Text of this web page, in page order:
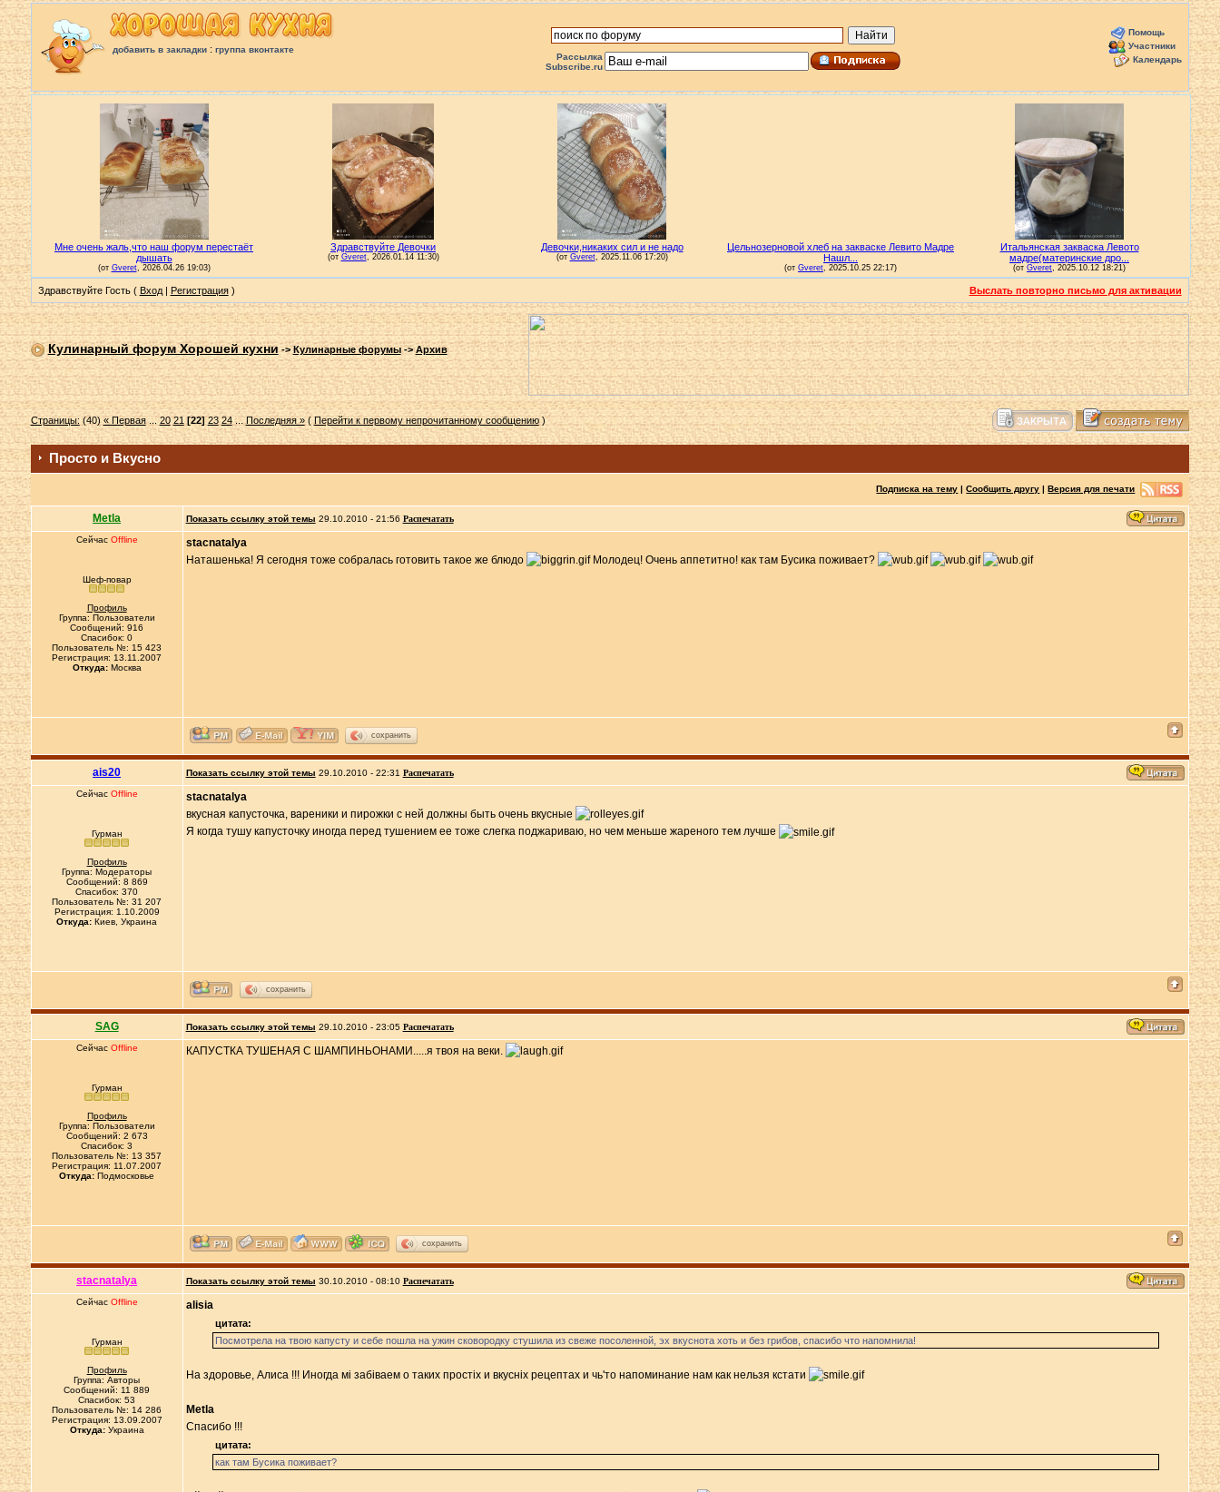
добавить в закладки: группа вконтакте
Рассылка
Subscribe.ru
Помощь
Участники
Календарь
Здравствуйте Гость ( Вход| Регистрация) Выслать повторно письмо для активации
Кулинарный форум Хорошей кухни->Кулинарные форумы->Архив
Страницы:(40)« Первая...20 21 [22] 23 24...Последняя »(Перейти к первому непрочитанному сообщению)
Просто и Вкусно
Подписка на тему |Сообщить другу |Версия для печати
Metla Показать ссылку этой темы 29.10.2010 - 21:56 Распечатать
Сейчас Offline
Шеф-повар
Профиль
Группа: Пользователи
Сообщений: 916
Спасибок: 0
Пользователь №: 15 423
Регистрация: 13.11.2007
Откуда:Москва
stacnatalya
Наташенька! Я сегодня тоже собралась готовить такое же блюдо
Молодец! Очень аппетитно! как там Бусика поживает?
сохранить
ais20 Показать ссылку этой темы 29.10.2010 - 22:31 Распечатать
Сейчас Offline
Гурман
Профиль
Группа: Модераторы
Сообщений: 8 869
Спасибок: 370
Пользователь №: 31 207
Регистрация: 1.10.2009
Откуда: Киев, Украина
stacnatalya
вкусная капусточка, вареники и пирожки с ней должны быть очень вкусные
Я когда тушу капусточку иногда перед тушением ее тоже слегка поджариваю, но чем меньше жареного тем лучше
сохранить
SAG Показать ссылку этой темы 29.10.2010 - 23:05 Распечатать
Сейчас Offline
Гурман
Профиль
Группа: Пользователи
Сообщений: 2 673
Спасибок: 3
Пользователь №: 13 357
Регистрация: 11.07.2007
Откуда: Подмосковье
КАПУСТКА ТУШЕНАЯ С ШАМПИНЬОНАМИ.....я твоя на веки.
сохранить
stacnatalya Показать ссылку этой темы 30.10.2010 - 08:10 Распечатать
Сейчас Offline
Гурман
Профиль
Группа: Авторы
Сообщений: 11 889
Спасибок: 53
Пользователь №: 14 286
Регистрация: 13.09.2007
Откуда:Украина
alisia
цитата:
Посмотрела на твою капусту и себе пошла на ужин сковородку cтушила из свеже посоленной, эх вкуснота хоть и без грибов, спасибо что напомнила!
На здоровье, Алиса !!! Иногда мі забіваем о таких простіх и вкусніх рецептах и чь'то напоминание нам как нельзя кстати
Metla
Cпасибо !!!
цитата:
как там Бусика поживает?